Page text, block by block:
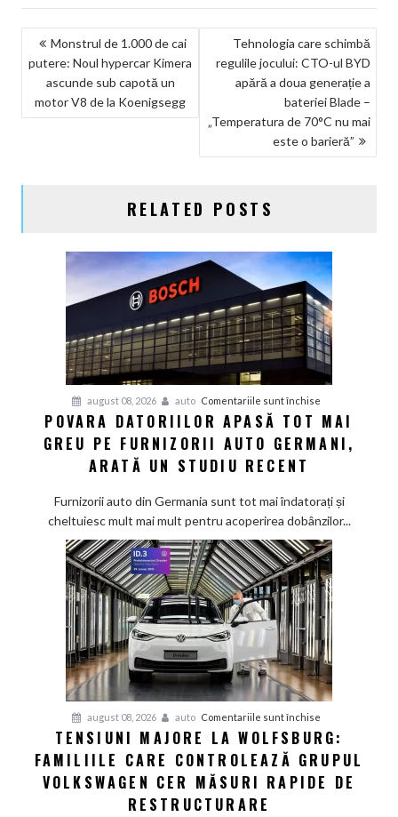
NAVIGARE
ÎN
ARTICOLE
Monstrul de 1.000 de cai
putere: Noul hypercar Kimera
ascunde sub capotă un
motor V8 de la Koenigsegg
Tehnologia care schimbă
regulile jocului: CTO-ul BYD
apără a doua generație a
bateriei Blade –
„Temperatura de 70°C nu mai
este o barieră”
RELATED POSTS
august 08, 2026 auto Comentariile sunt închise
Povara
datoriilor
mai
greu
furnizorii
auto
germani,
arată
un
studiu
recent
POVARA DATORIILOR APASĂ TOT MAI
GREU PE FURNIZORII AUTO GERMANI,
ARATĂ UN STUDIU RECENT
Furnizorii auto din Germania sunt tot mai îndatorați și
cheltuiesc mult mai mult pentru acoperirea dobânzilor...
august 08, 2026 auto Comentariile sunt închise
Tensiuni
majore
la
TENSIUNI MAJORE LA WOLFSBURG:
FAMILIILE CARE CONTROLEAZĂ GRUPUL
VOLKSWAGEN CER MĂSURI RAPIDE DE
RESTRUCTURARE